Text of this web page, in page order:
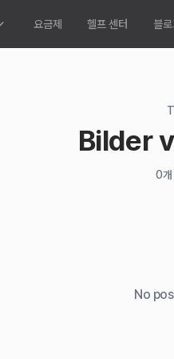
요금제 헬프 센터 블
Bilder
0개
No